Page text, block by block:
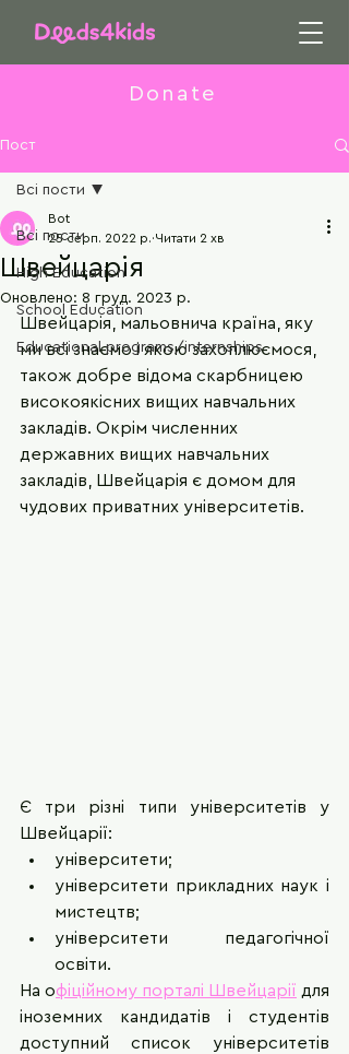
Donate
Пост
Всі пости
High Education
School Education
Educational programs/internships
Всі пости
Швейцарія
Bot
25 серп. 2022 р. Читати 2 хв
Оновлено: 8 груд. 2023 р.
Швейцарія, мальовнича країна, яку
ми всі знаємо і якою захоплюємося,
також добре відома скарбницею
високоякісних вищих навчальних
закладів. Окрім численних
державних вищих навчальних
закладів, Швейцарія є домом для
чудових приватних університетів.
Є три різні типи університетів у
Швейцарії:
університети;
університети прикладних наук і
мистецтв;
університети педагогічної
освіти.
На офіційному порталі Швейцарії для
іноземних кандидатів і студентів
доступний список університетів